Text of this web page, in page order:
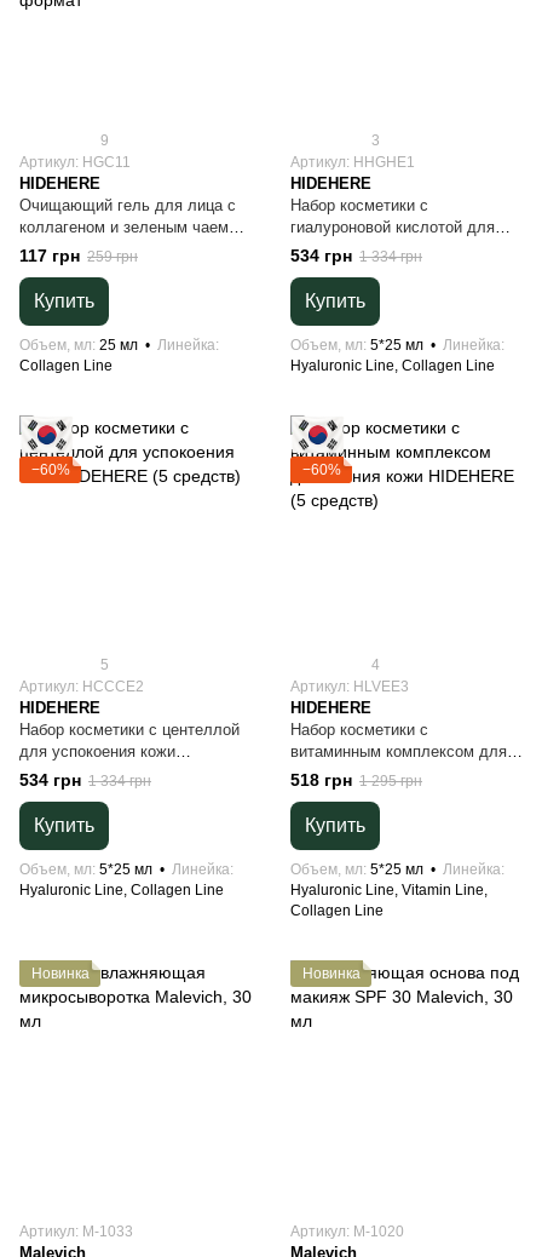
9
Артикул: HGC11
HIDEHERE
Очищающий гель для лица с
коллагеном и зеленым чаем
HIDEHERE, корейская
косметика, тревел формат
117 грн 259 грн
Купить
Объем, мл 25 мл
Линейка
Collagen Line
3
Артикул: HHGHE1
HIDEHERE
Набор косметики с
гиалуроновой кислотой для
увлажнения кожи HIDEHERE (5
средств)
534 грн 1 334 грн
Купить
Объем, мл 5*25 мл
Линейка
Hyaluronic Line, Collagen Line
−60%
5
Артикул: HCCCE2
HIDEHERE
Набор косметики с центеллой
для успокоения кожи
HIDEHERE (5 средств)
534 грн 1 334 грн
Купить
Объем, мл 5*25 мл
Линейка
Hyaluronic Line, Collagen Line
−60%
4
Артикул: HLVEE3
HIDEHERE
Набор косметики с
витаминным комплексом для
сияния кожи HIDEHERE (5
средств)
518 грн 1 295 грн
Купить
Объем, мл 5*25 мл
Линейка
Hyaluronic Line, Vitamin Line,
Collagen Line
Новинка
Артикул: М-1033
Malevich
Новинка
Артикул: М-1020
Malevich